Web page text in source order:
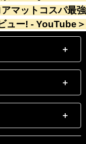
マットコスパ最強
ュー! - YouTube ＞